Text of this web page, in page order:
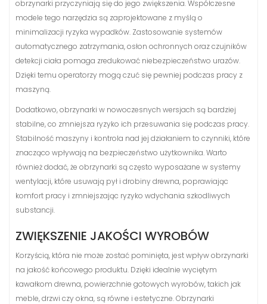
obrzynarki przyczyniają się do jego zwiększenia. Współczesne
modele tego narzędzia są zaprojektowane z myślą o
minimalizacji ryzyka wypadków. Zastosowanie systemów
automatycznego zatrzymania, osłon ochronnych oraz czujników
detekcji ciała pomaga zredukować niebezpieczeństwo urazów.
Dzięki temu operatorzy mogą czuć się pewniej podczas pracy z
maszyną.
Dodatkowo, obrzynarki w nowoczesnych wersjach są bardziej
stabilne, co zmniejsza ryzyko ich przesuwania się podczas pracy.
Stabilność maszyny i kontrola nad jej działaniem to czynniki, które
znacząco wpływają na bezpieczeństwo użytkownika. Warto
również dodać, że obrzynarki są często wyposażane w systemy
wentylacji, które usuwają pył i drobiny drewna, poprawiając
komfort pracy i zmniejszając ryzyko wdychania szkodliwych
substancji.
ZWIĘKSZENIE JAKOŚCI WYROBÓW
Korzyścią, która nie może zostać pominięta, jest wpływ obrzynarki
na jakość końcowego produktu. Dzięki idealnie wyciętym
kawałkom drewna, powierzchnie gotowych wyrobów, takich jak
meble, drzwi czy okna, są równe i estetyczne. Obrzynarki